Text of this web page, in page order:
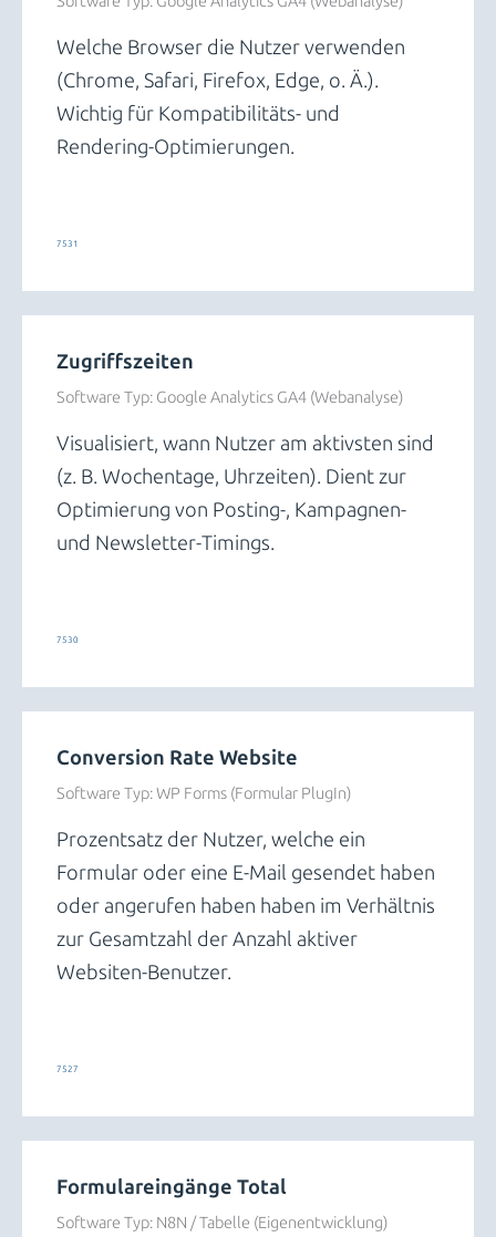
Welche Browser die Nutzer verwenden
(Chrome, Safari, Firefox, Edge, o. Ä.).
Wichtig für Kompatibilitäts- und
Rendering-Optimierungen.
7531
Zugriffszeiten
Software Typ: Google Analytics GA4 (Webanalyse)
Visualisiert, wann Nutzer am aktivsten sind
(z. B. Wochentage, Uhrzeiten). Dient zur
Optimierung von Posting-, Kampagnen-
und Newsletter-Timings.
7530
Conversion Rate Website
Software Typ:WP Forms (Formular PlugIn)
Prozentsatz der Nutzer, welche ein
Formular oder eine E-Mail gesendet haben
oder angerufen haben haben im Verhältnis
zur Gesamtzahl der Anzahl aktiver
Websiten-Benutzer.
7527
Formulareingänge Total
Software Typ: N8N / Tabelle (Eigenentwicklung)